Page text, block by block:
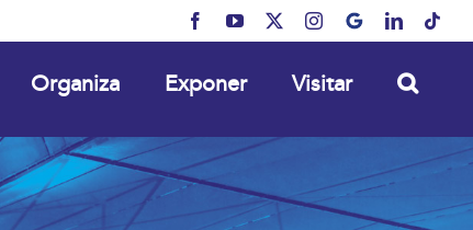
FacebookYouTube Instagram
MyBusinessLinkedIn
Organiza Exponer Visitar